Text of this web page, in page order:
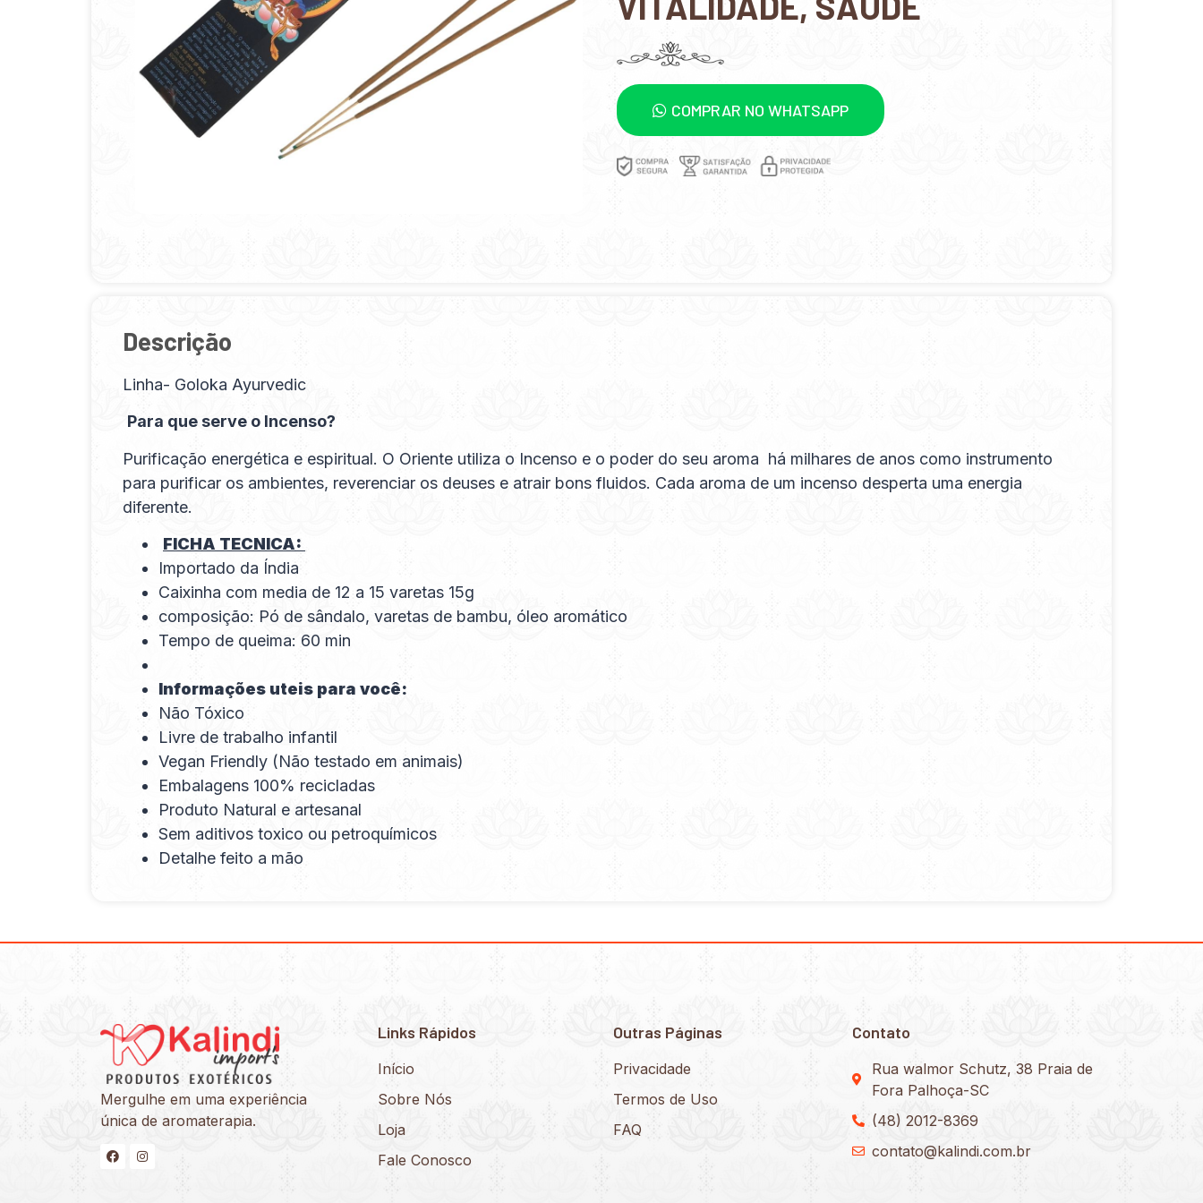
COMPRAR NO WHATSAPP
Descrição
Linha- Goloka Ayurvedic
Para que serve o Incenso?
Purificação energética e espiritual. O Oriente utiliza o Incenso e o poder do seu aroma há milhares de anos como instrumento
para purificar os ambientes, reverenciar os deuses e atrair bons fluidos. Cada aroma de um incenso desperta uma energia
diferente.
FICHA TECNICA:
Importado da Índia
Caixinha com media de 12 a 15 varetas 15g
composição: Pó de sândalo, varetas de bambu, óleo aromático
Tempo de queima: 60 min
Informações uteis para você:
Não Tóxico
Livre de trabalho infantil
Vegan Friendly (Não testado em animais)
Embalagens 100% recicladas
Produto Natural e artesanal
Sem aditivos toxico ou petroquímicos
Detalhe feito a mão
Mergulhe em uma experiência
única de aromaterapia.
Links Rápidos
Início
Sobre Nós
Loja
Fale Conosco
Outras Páginas
Privacidade
Termos de Uso
FAQ
Contato
Rua walmor Schutz, 38 Praia de
Fora Palhoça-SC
(48) 2012-8369
contato@kalindi.com.br